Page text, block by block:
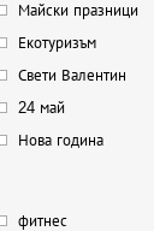
Майски празници
Екотуризъм
Свети Валентин
24 май
Нова година
фитнес